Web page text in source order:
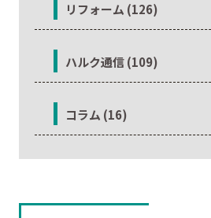
リフォーム (126)
ハルク通信 (109)
コラム (16)